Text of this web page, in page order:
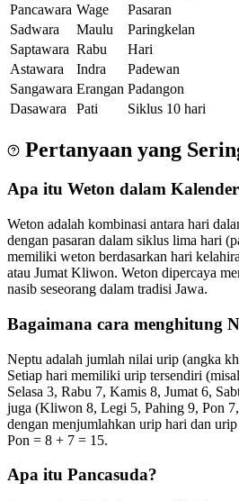
Pancawara Wage
Pasaran
Sadwara
Maulu
Paringkelan
Saptawara Rabu
Hari
Astawara
Indra
Padewan
Sangawara Erangan Padangon
Dasawara
Pati Siklus 10 hari
Pertanyaan yang
Apa itu Weton dalam
Weton adalah kombinasi antara hari
dengan pasaran dalam siklus lima hari
memiliki weton berdasarkan hari
atau Jumat Kliwon. Weton dipercaya
nasib seseorang dalam tradisi Jawa.
Bagaimana cara menghitung
Neptu adalah jumlah nilai urip (angka
Setiap hari memiliki urip tersendiri
Selasa 3, Rabu 7, Kamis 8, Jumat 6,
juga (Kliwon 8, Legi 5, Pahing 9, Pon
dengan menjumlahkan urip hari dan
Pon = 8 + 7 = 15.
Apa itu Pancasuda?